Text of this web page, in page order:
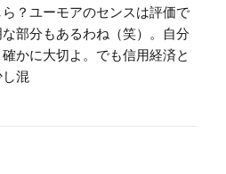
？ユーモアのセンスは評価で
部分もあるわね（笑）。自分
かに大切よ。でも信用経済と
混